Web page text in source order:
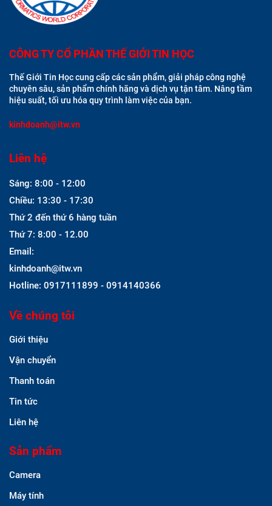
CÔNG TY CỔ PHẦN THẾ GIỚI TIN HỌC
Thế Giới Tin Học cung cấp các sản phẩm, giải pháp công nghệ
chuyên sâu, sản phẩm chính hãng và dịch vụ tận tâm. Nâng tầm
hiệu suất, tối ưu hóa quy trình làm việc của bạn.
kinhdoanh@itw.vn
Liên hệ
Sáng: 8:00 - 12:00
Chiều: 13:30 - 17:30
Thứ 2 đến thứ 6 hàng tuần
Thứ 7: 8:00 - 12.00
Email:
kinhdoanh@itw.vn
Hotline: 0917111899 - 0914140366
Về chúng tôi
Giới thiệu
Vận chuyển
Thanh toán
Tin tức
Liên hệ
Sản phẩm
Camera
Máy tính